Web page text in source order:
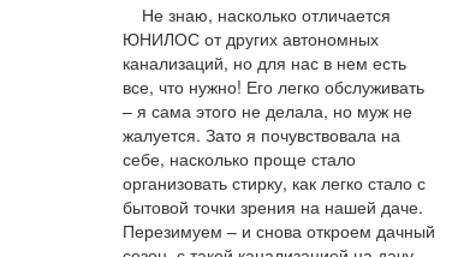
Не знаю, насколько отличается
ЮНИЛОС от других автономных
канализаций, но для нас в нем есть
все, что нужно! Его легко обслуживать
– я сама этого не делала, но муж не
жалуется. Зато я почувствовала на
себе, насколько проще стало
организовать стирку, как легко стало с
бытовой точки зрения на нашей даче.
Перезимуем – и снова откроем дачный